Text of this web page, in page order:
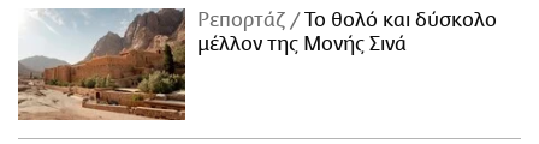
Ρεπορτάζ
Το θολό και δύσκολο
μέλλον της Μονής Σινά